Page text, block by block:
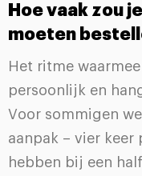
Hoe vaak zou
moeten
Het ritme
persoonlijk en
Voor sommigen
aanpak – vier keer
hebben bij een